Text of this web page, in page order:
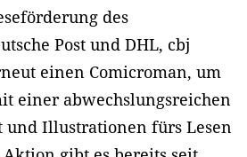
des
Post und DHL, cbj
einen Comicroman, um
einer abwechslungsreichen
und Illustrationen fürs Lesen